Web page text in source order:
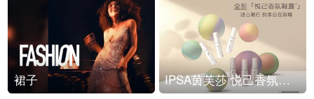
裙子 IPSA茵芙莎 悦己香氛凝露上市